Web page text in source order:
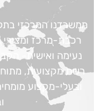
ממשרדנו המרכזי
רכבת-מרכז ומצירי
נעימה ואישית-
רשת מקצועית,
ובעלי-מקצוע